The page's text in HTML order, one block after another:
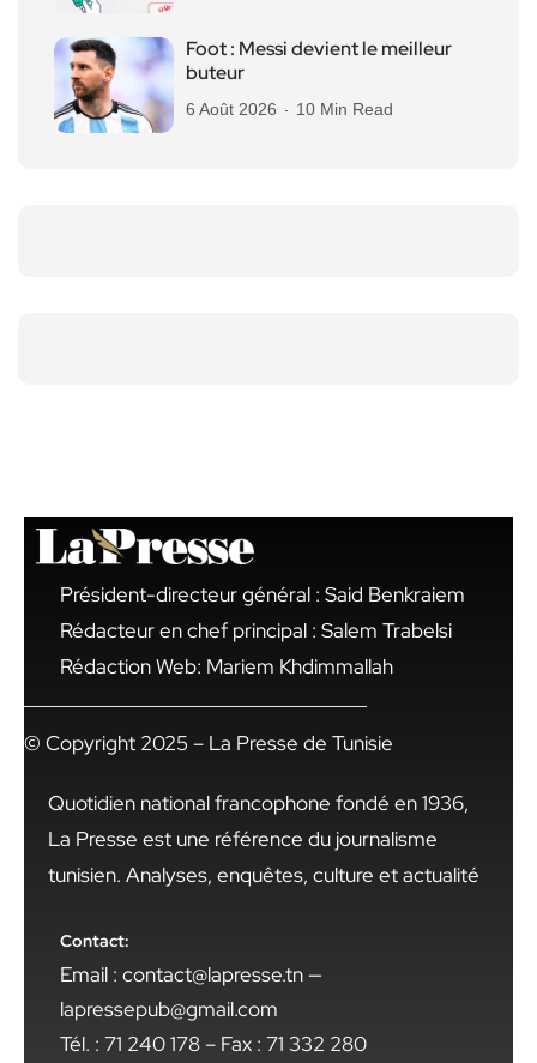
Foot : Messi devient le meilleur
buteur
6 Août 2026 10 Min Read
Président-directeur général : Said Benkraiem
Rédacteur en chef principal : Salem Trabelsi
Rédaction Web: Mariem Khdimmallah
© Copyright 2025 – La Presse de Tunisie
Quotidien national francophone fondé en 1936,
La Presse est une référence du journalisme
tunisien. Analyses, enquêtes, culture et actualité
Contact:
Email : contact@lapresse.tn —
lapressepub@gmail.com
Tél. : 71 240 178 – Fax : 71 332 280